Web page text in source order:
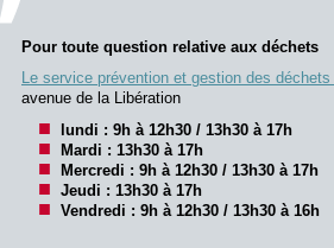
Pour toute question relative aux déchets
Le service prévention et gestion des déchets
avenue de la Libération
lundi : 9h à 12h30 / 13h30 à 17h
Mardi : 13h30 à 17h
Mercredi : 9h à 12h30 / 13h30 à 17h
Jeudi : 13h30 à 17h
Vendredi : 9h à 12h30 / 13h30 à 16h